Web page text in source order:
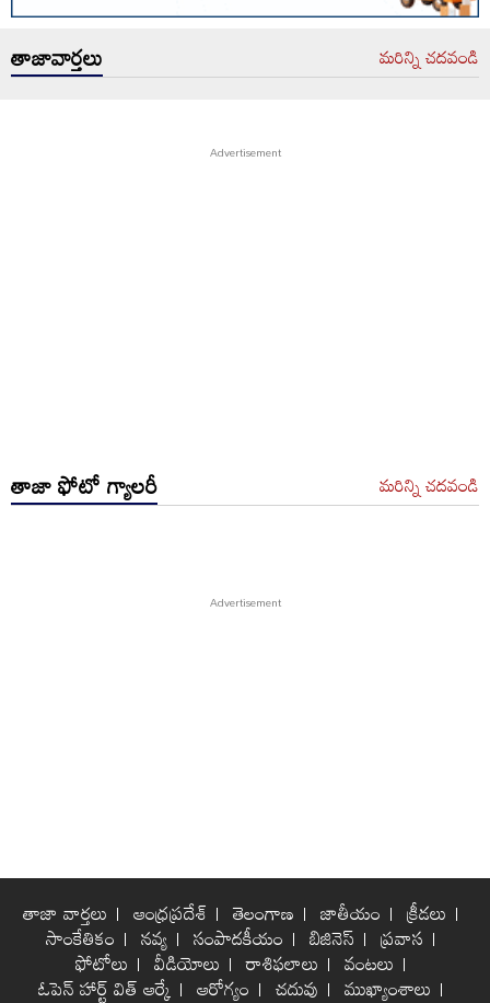
తాజావార్తలు మరిన్ని చదవండి
తాజా ఫోటో గ్యాలరీ మరిన్ని చదవండి
తాజా వార్తలు ఆంధ్రప్రదేశ్ తెలంగాణ జాతీయం క్రీడలు
సాంకేతికం నవ్య సంపాదకీయం బిజినెస్ ప్రవాస
ఫోటోలు వీడియోలు రాశిఫలాలు వంటలు
ఓపెన్ హార్ట్ విత్ ఆర్కే ఆరోగ్యం చదువు ముఖ్యాంశాలు